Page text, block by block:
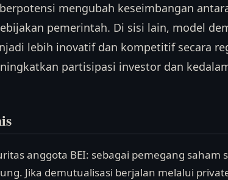
mengubah keseimbangan
pemerintah. Di sisi lain, model
lebih inovatif dan kompetitif secara
partisipasi investor dan
anggota BEI: sebagai pemegang saham
Jika demutualisasi berjalan melalui